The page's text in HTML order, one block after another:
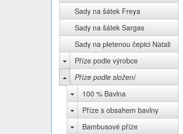
Sady na šátek Freya
Sady na šátek Sargas
Sady na pletenou čepici Natali
Příze podle výrobce
Příze podle složení
100 % Bavlna
Příze s obsahem bavlny
Bambusové příze